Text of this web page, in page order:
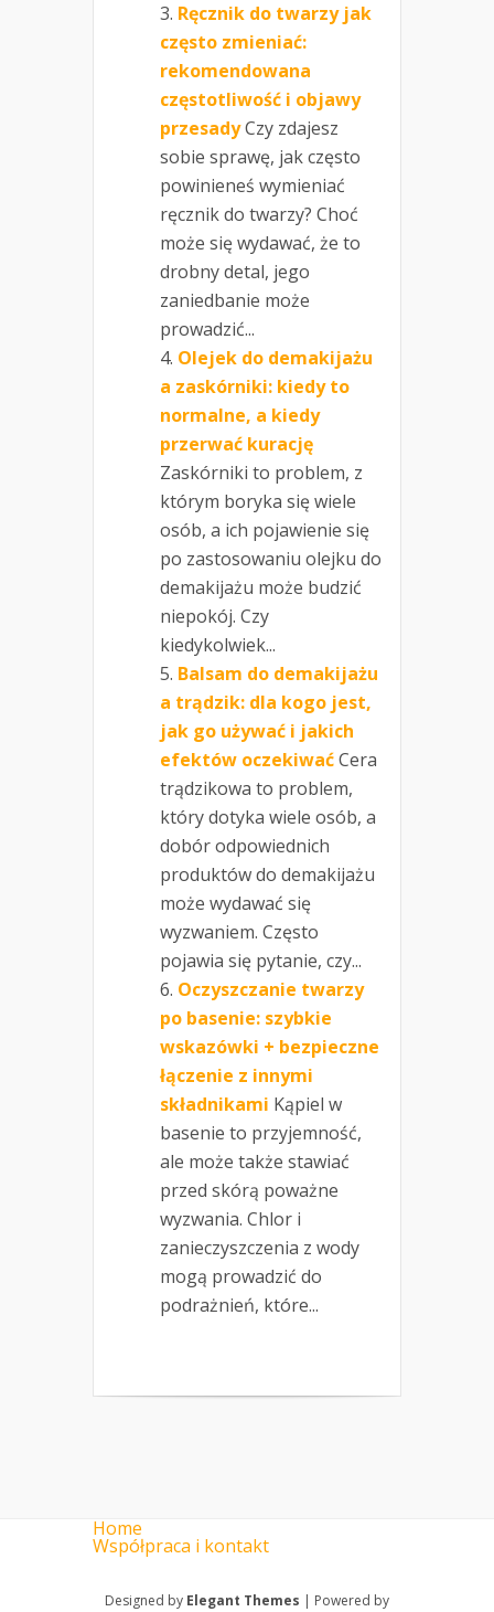
Ręcznik do twarzy jak
często zmieniać:
rekomendowana
częstotliwość i objawy
przesadyCzy zdajesz
sobie sprawę, jak często
powinieneś wymieniać
ręcznik do twarzy? Choć
może się wydawać, że to
drobny detal, jego
zaniedbanie może
prowadzić...
Olejek do demakijażu
a zaskórniki: kiedy to
normalne, a kiedy
przerwać kurację
Zaskórniki to problem, z
którym boryka się wiele
osób, a ich pojawienie się
po zastosowaniu olejku do
demakijażu może budzić
niepokój. Czy
kiedykolwiek...
Balsam do demakijażu
a trądzik: dla kogo jest,
jak go używać i jakich
efektów oczekiwaćCera
trądzikowa to problem,
który dotyka wiele osób, a
dobór odpowiednich
produktów do demakijażu
może wydawać się
wyzwaniem. Często
pojawia się pytanie, czy...
Oczyszczanie twarzy
po basenie: szybkie
wskazówki + bezpieczne
łączenie z innymi
składnikami Kąpiel w
basenie to przyjemność,
ale może także stawiać
przed skórą poważne
wyzwania. Chlor i
zanieczyszczenia z wody
mogą prowadzić do
podrażnień, które...
Home
Współpraca i kontakt
Designed by Elegant Themes | Powered by